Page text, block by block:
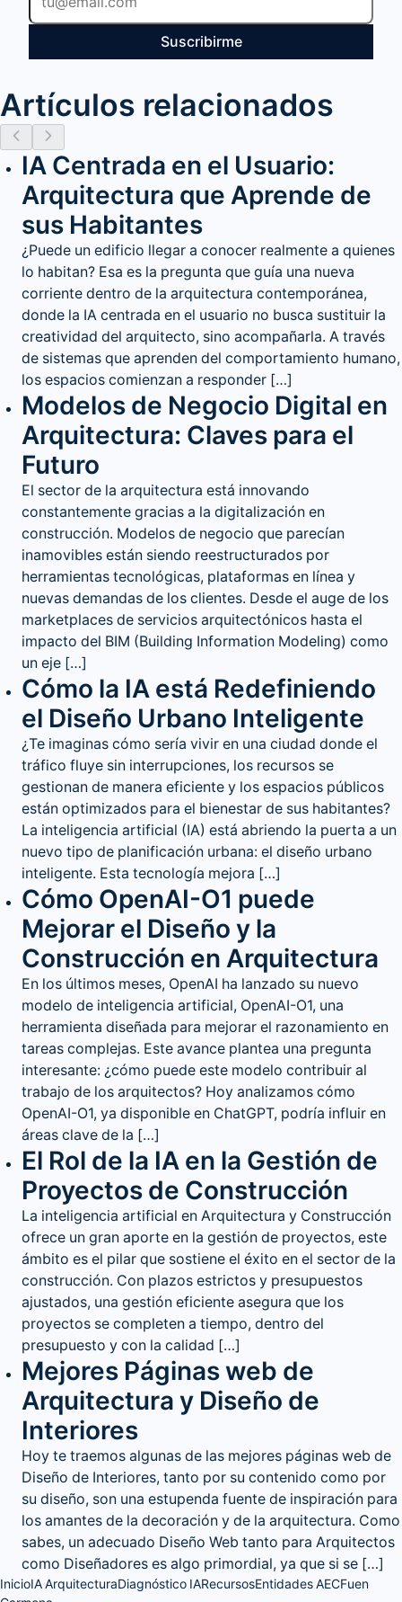
Suscribirme
Artículos relacionados
IA Centrada en el Usuario:
Arquitectura que Aprende de
sus Habitantes
¿Puede un edificio llegar a conocer realmente a quienes
lo habitan? Esa es la pregunta que guía una nueva
corriente dentro de la arquitectura contemporánea,
donde la IA centrada en el usuario no busca sustituir la
creatividad del arquitecto, sino acompañarla. A través
de sistemas que aprenden del comportamiento humano,
los espacios comienzan a responder […]
Modelos de Negocio Digital en
Arquitectura: Claves para el
Futuro
El sector de la arquitectura está innovando
constantemente gracias a la digitalización en
construcción. Modelos de negocio que parecían
inamovibles están siendo reestructurados por
herramientas tecnológicas, plataformas en línea y
nuevas demandas de los clientes. Desde el auge de los
marketplaces de servicios arquitectónicos hasta el
impacto del BIM (Building Information Modeling) como
un eje […]
Cómo la IA está Redefiniendo
el Diseño Urbano Inteligente
¿Te imaginas cómo sería vivir en una ciudad donde el
tráfico fluye sin interrupciones, los recursos se
gestionan de manera eficiente y los espacios públicos
están optimizados para el bienestar de sus habitantes?
La inteligencia artificial (IA) está abriendo la puerta a un
nuevo tipo de planificación urbana: el diseño urbano
inteligente. Esta tecnología mejora […]
Cómo OpenAI-O1 puede
Mejorar el Diseño y la
Construcción en Arquitectura
En los últimos meses, OpenAI ha lanzado su nuevo
modelo de inteligencia artificial, OpenAI-O1, una
herramienta diseñada para mejorar el razonamiento en
tareas complejas. Este avance plantea una pregunta
interesante: ¿cómo puede este modelo contribuir al
trabajo de los arquitectos? Hoy analizamos cómo
OpenAI-O1, ya disponible en ChatGPT, podría influir en
áreas clave de la […]
El Rol de la IA en la Gestión de
Proyectos de Construcción
La inteligencia artificial en Arquitectura y Construcción
ofrece un gran aporte en la gestión de proyectos, este
ámbito es el pilar que sostiene el éxito en el sector de la
construcción. Con plazos estrictos y presupuestos
ajustados, una gestión eficiente asegura que los
proyectos se completen a tiempo, dentro del
presupuesto y con la calidad […]
Mejores Páginas web de
Arquitectura y Diseño de
Interiores
Hoy te traemos algunas de las mejores páginas web de
Diseño de Interiores, tanto por su contenido como por
su diseño, son una estupenda fuente de inspiración para
los amantes de la decoración y de la arquitectura. Como
sabes, un adecuado Diseño Web tanto para Arquitectos
como Diseñadores es algo primordial, ya que si se […]
InicioIA ArquitecturaDiagnóstico IARecursosEntidades AECFuen